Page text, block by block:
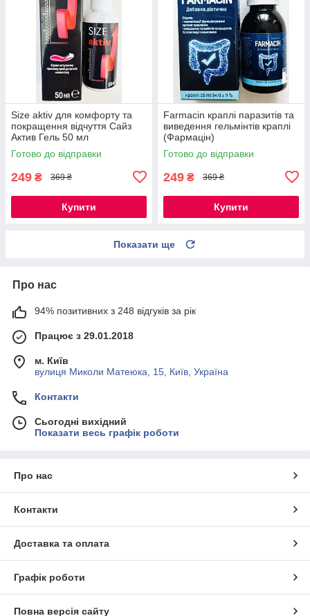
Size aktiv для комфорту та
покращення відчуття Сайз
Актив Гель 50 мл
Готово до відправки
249 ₴ 369 ₴
Купити
Farmacin краплі паразитів та
виведення гельмінтів краплі
(Фармацін)
Готово до відправки
249 ₴ 369 ₴
Купити
Показати ще
Про нас
94% позитивних з 248 відгуків за рік
Працює з 29.01.2018
м. Київ
вулиця Миколи Матеюка, 15, Київ, Україна
Контакти
Сьогодні вихідний
Показати весь графік роботи
Про нас
Контакти
Доставка та оплата
Графік роботи
Повна версія сайту